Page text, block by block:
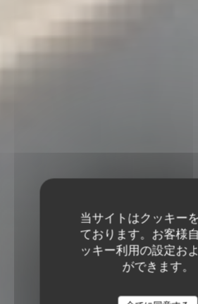
当サイトはクッキー
ております。お客様
ッキー利用の設定お
ができます。